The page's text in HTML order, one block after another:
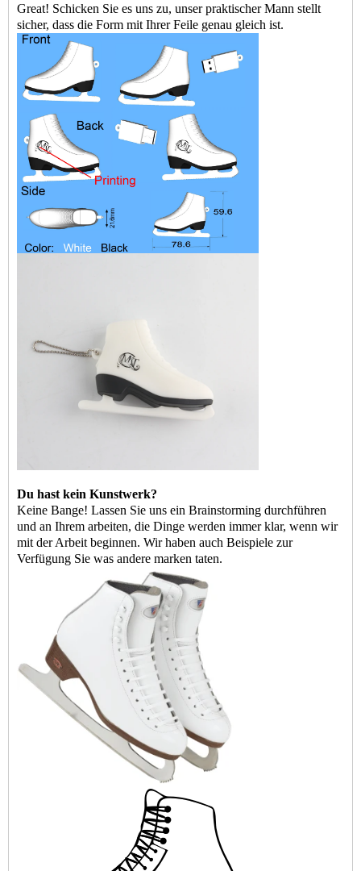
Great! Schicken Sie es uns zu, unser praktischer Mann stellt
sicher, dass die Form mit Ihrer Feile genau gleich ist.
Du hast kein Kunstwerk?
Keine Bange! Lassen Sie uns ein Brainstorming durchführen
und an Ihrem arbeiten, die Dinge werden immer klar, wenn wir
mit der Arbeit beginnen. Wir haben auch Beispiele zur
Verfügung Sie was andere marken taten.